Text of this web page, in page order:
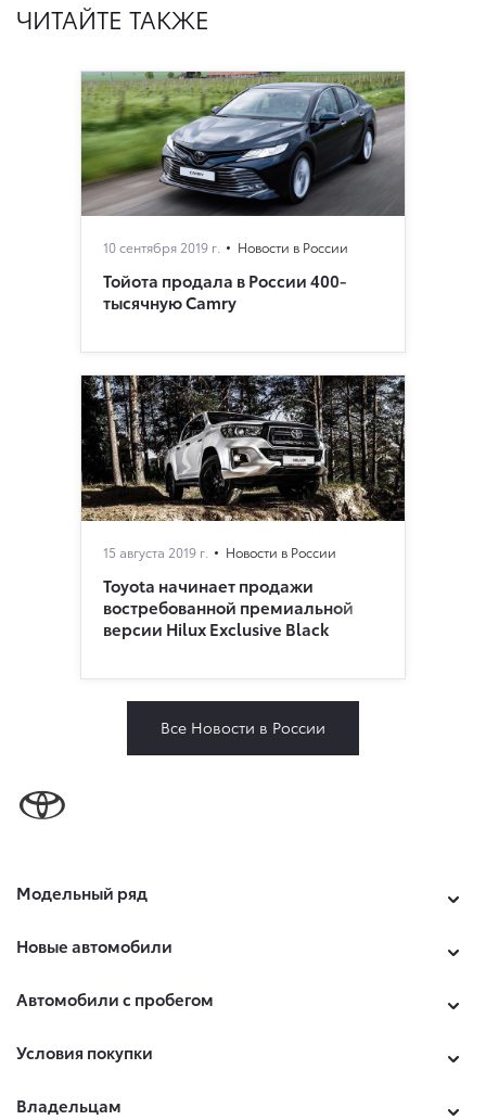
ЧИТАЙТЕ ТАКЖЕ
10 сентября 2019 г. Новости в России
Тойота продала в России 400-
тысячную Camry
15 августа 2019 г. Новости в России
Toyota начинает продажи
востребованной премиальной
версии Hilux Exclusive Black
Все Новости в России
Модельный ряд
Новые автомобили
Автомобили с пробегом
Условия покупки
Владельцам